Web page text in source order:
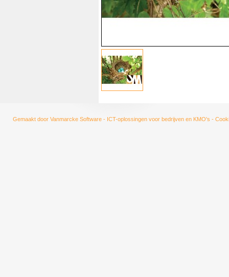
Gemaakt door Vanmarcke Software - ICT-oplossingen voor bedrijven en KMO's -